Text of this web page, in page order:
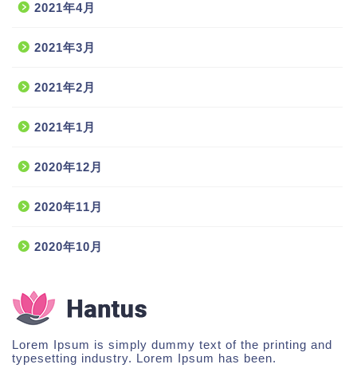
2021年4月
2021年3月
2021年2月
2021年1月
2020年12月
2020年11月
2020年10月
Lorem Ipsum is simply dummy text of the printing and
typesetting industry. Lorem Ipsum has been.